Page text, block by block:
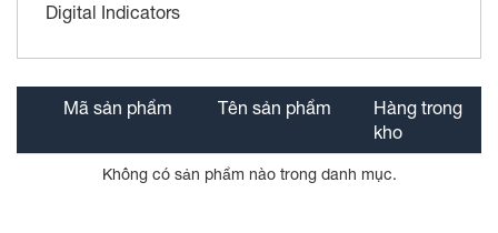
Digital Indicators
Mã sản phẩm Tên sản phẩm
Hàng trong
kho
Không có sản phẩm nào trong danh mục.